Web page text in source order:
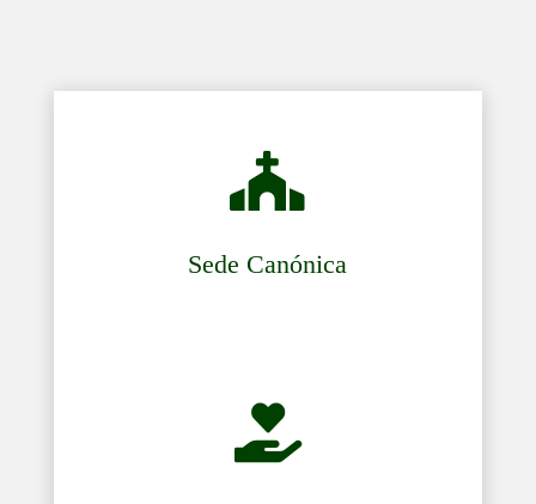

Sede Canónica
